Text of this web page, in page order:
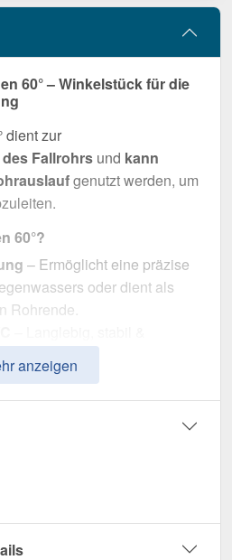
60° – Winkelstück für die
dient zur
Fallrohrs und kann
genutzt werden, um
60°?
– Ermöglicht eine präzise
oder dient als
Rohrende.
– Optimale
Durchmesser.
Feuchtigkeit & andere
anzeigen